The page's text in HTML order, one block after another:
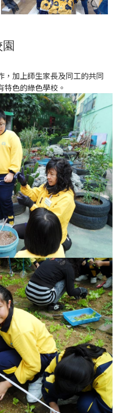
，加上師生家長及同工的共同
色的綠色學校。